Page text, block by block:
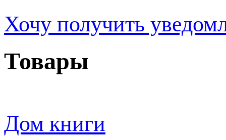
Хочу получить
Товары
Дом книги